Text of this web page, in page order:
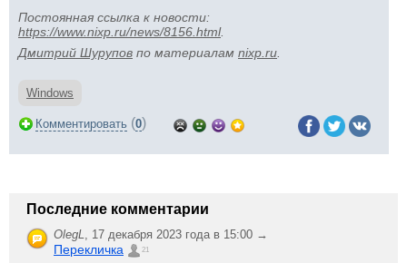
Постоянная ссылка к новости:
https://www.nixp.ru/news/8156.html.
Дмитрий Шурупов по материалам nixp.ru
Windows
Комментировать (0)
Последние комментарии
OlegL, 17 декабря 2023 года в 15:00 →
Перекличка 21